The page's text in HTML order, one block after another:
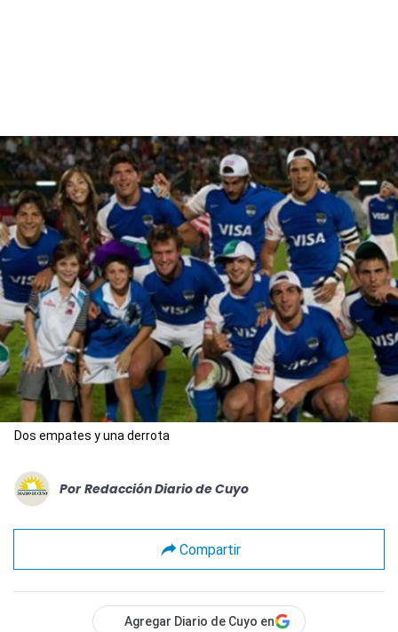
Dos empates y una derrota
Por Redacción Diario de Cuyo
Compartir
Agregar Diario de Cuyo en